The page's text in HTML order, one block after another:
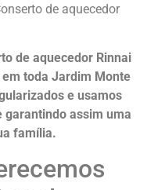
de aquecedor
de aquecedor Rinnai
toda Jardim Monte
e usamos
garantindo assim uma
família.